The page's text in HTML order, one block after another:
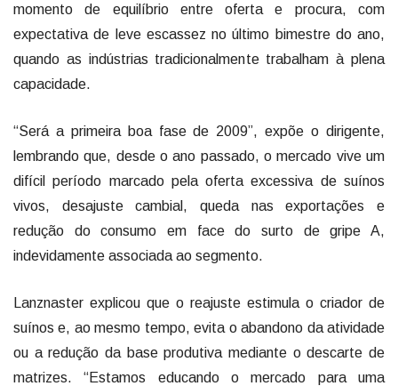
momento de equilíbrio entre oferta e procura, com
expectativa de leve escassez no último bimestre do ano,
quando as indústrias tradicionalmente trabalham à plena
capacidade.
“Será a primeira boa fase de 2009”, expõe o dirigente,
lembrando que, desde o ano passado, o mercado vive um
difícil período marcado pela oferta excessiva de suínos
vivos, desajuste cambial, queda nas exportações e
redução do consumo em face do surto de gripe A,
indevidamente associada ao segmento.
Lanznaster explicou que o reajuste estimula o criador de
suínos e, ao mesmo tempo, evita o abandono da atividade
ou a redução da base produtiva mediante o descarte de
matrizes. “Estamos educando o mercado para uma